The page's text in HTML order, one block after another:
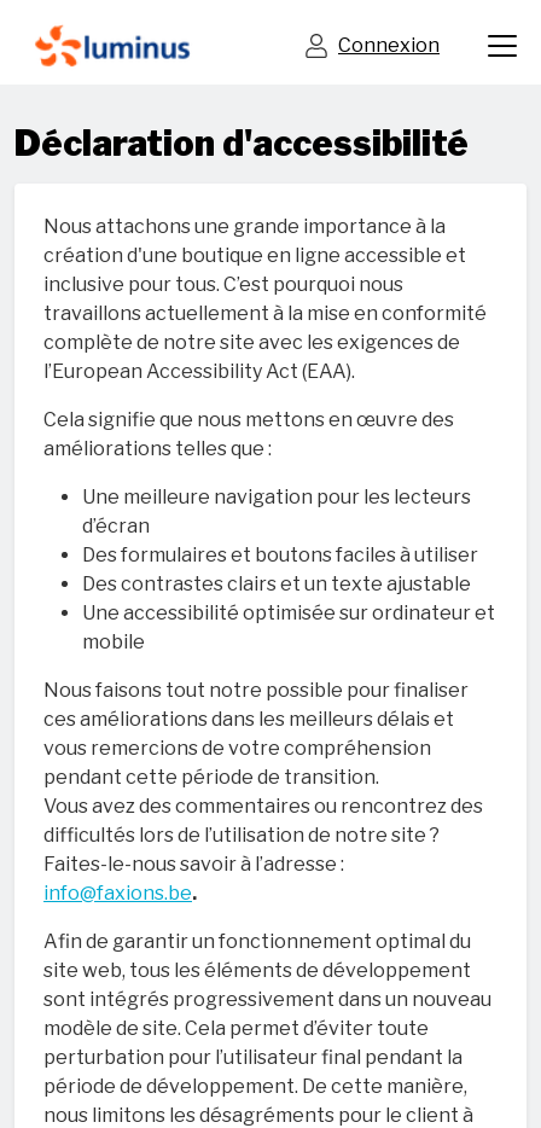
Connexion
Déclaration d'accessibilité
Nous attachons une grande importance à la
création d'une boutique en ligne accessible et
inclusive pour tous. C’est pourquoi nous
travaillons actuellement à la mise en conformité
complète de notre site avec les exigences de
l’European Accessibility Act (EAA).
Cela signifie que nous mettons en œuvre des
améliorations telles que :
Une meilleure navigation pour les lecteurs
d’écran
Des formulaires et boutons faciles à utiliser
Des contrastes clairs et un texte ajustable
Une accessibilité optimisée sur ordinateur et
mobile
Nous faisons tout notre possible pour finaliser
ces améliorations dans les meilleurs délais et
vous remercions de votre compréhension
pendant cette période de transition.
Vous avez des commentaires ou rencontrez des
difficultés lors de l’utilisation de notre site ?
Faites-le-nous savoir à l’adresse :
info@faxions.be.
Afin de garantir un fonctionnement optimal du
site web, tous les éléments de développement
sont intégrés progressivement dans un nouveau
modèle de site. Cela permet d’éviter toute
perturbation pour l’utilisateur final pendant la
période de développement. De cette manière,
nous limitons les désagréments pour le client à